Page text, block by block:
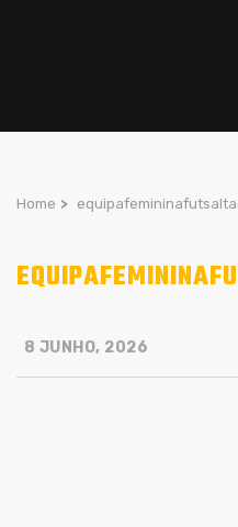
Home >
8 JUNHO, 2026